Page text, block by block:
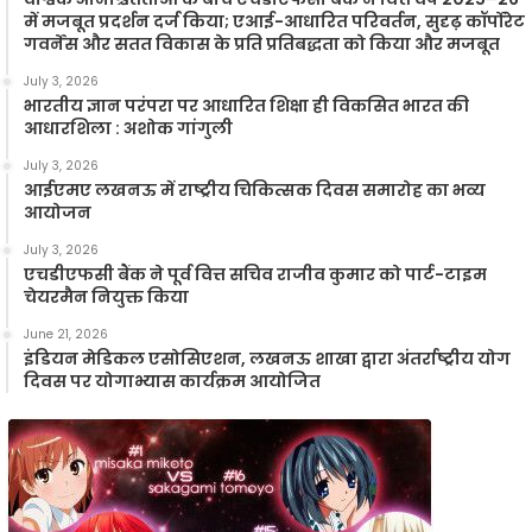
में मजबूत प्रदर्शन दर्ज किया; एआई-आधारित परिवर्तन, सुदृढ़ कॉर्पोरेट
गवर्नेंस और सतत विकास के प्रति प्रतिबद्धता को किया और मजबूत
July 3, 2026
भारतीय ज्ञान परंपरा पर आधारित शिक्षा ही विकसित भारत की
आधारशिला : अशोक गांगुली
July 3, 2026
आईएमए लखनऊ में राष्ट्रीय चिकित्सक दिवस समारोह का भव्य
आयोजन
July 3, 2026
एचडीएफसी बैंक ने पूर्व वित्त सचिव राजीव कुमार को पार्ट-टाइम
चेयरमैन नियुक्त किया
June 21, 2026
इंडियन मेडिकल एसोसिएशन, लखनऊ शाखा द्वारा अंतर्राष्ट्रीय योग
दिवस पर योगाभ्यास कार्यक्रम आयोजित